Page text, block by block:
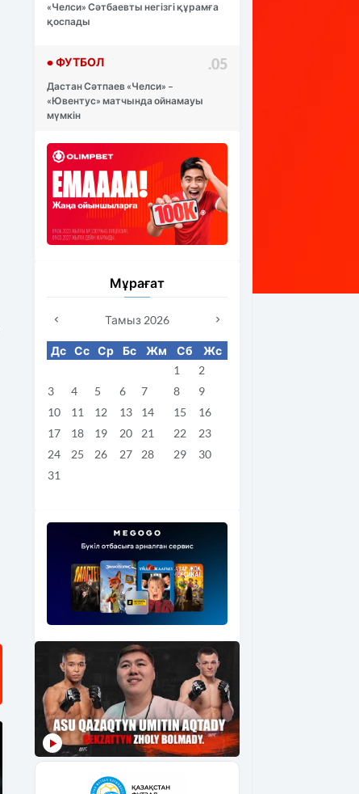
«Челси» Сәтбаевты негізгі құрамға
қоспады
• ФУТБОЛ .05
Дастан Сәтпаев «Челси» –
«Ювентус» матчында ойнамауы
мүмкін
Мұрағат
Тамыз 2026
Дс Сс Ср Бс Жм Сб
Жс
1
2
3
4 5 6 7 8
9
10
11 12 13 14 15
16
17
18 19 20 21 22
23
24
25 26 27 28 29
30
31